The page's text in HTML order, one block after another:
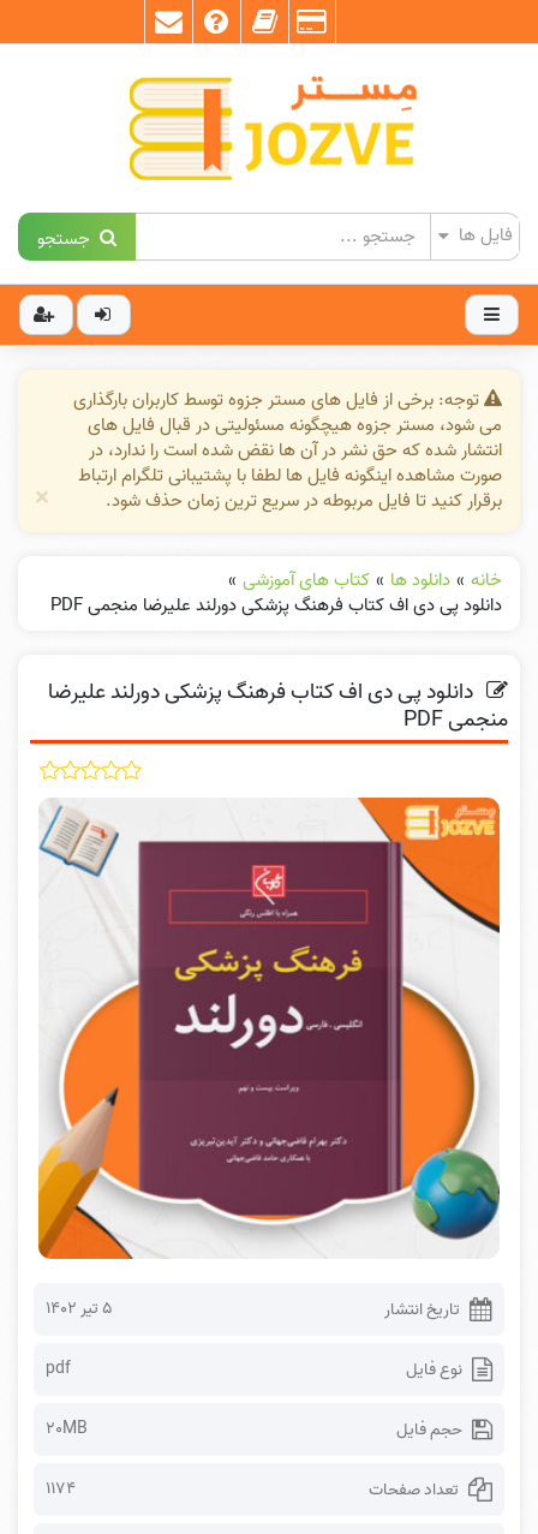
جستجو
توجه: برخی از فایل های مستر جزوه توسط کاربران بارگذاری
می شود، مستر جزوه هیچگونه مسئولیتی در قبال فایل های
انتشار شده که حق نشر در آن ها نقض شده است را ندارد، در
صورت مشاهده اینگونه فایل ها لطفا با پشتیبانی تلگرام ارتباط
برقرار کنید تا فایل مربوطه در سریع ترین زمان حذف شود.
×
خانه » دانلود ها » کتاب های آموزشی »
دانلود پی دی اف کتاب فرهنگ پزشکی دورلند علیرضا منجمی PDF
دانلود پی دی اف کتاب فرهنگ پزشکی دورلند علیرضا
منجمی PDF
تاریخ انتشار ۵ تیر ۱۴۰۲
نوع فایل pdf
حجم فایل 20MB
تعداد صفحات 1174